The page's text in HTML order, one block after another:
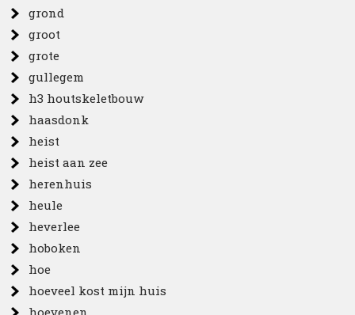
grond
groot
grote
gullegem
h3 houtskeletbouw
haasdonk
heist
heist aan zee
herenhuis
heule
heverlee
hoboken
hoe
hoeveel kost mijn huis
hoevenen